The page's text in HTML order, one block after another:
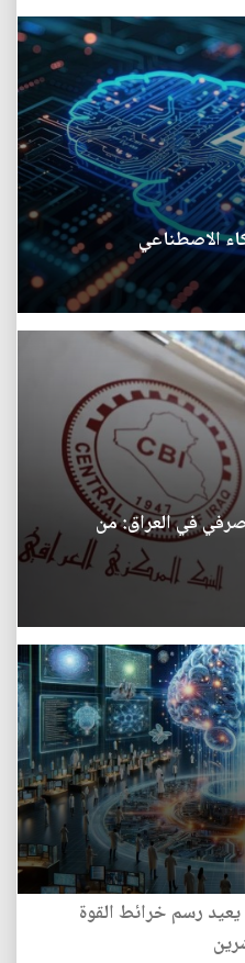
الاصطناعي
في العراق: من
رسم خرائط القوة